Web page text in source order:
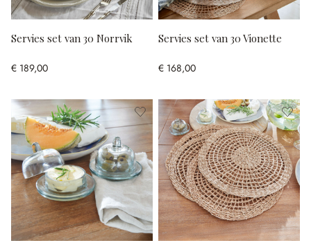
Servies set van 30 Norrvik
€ 189,00
Servies set van 30 Vionette
€ 168,00